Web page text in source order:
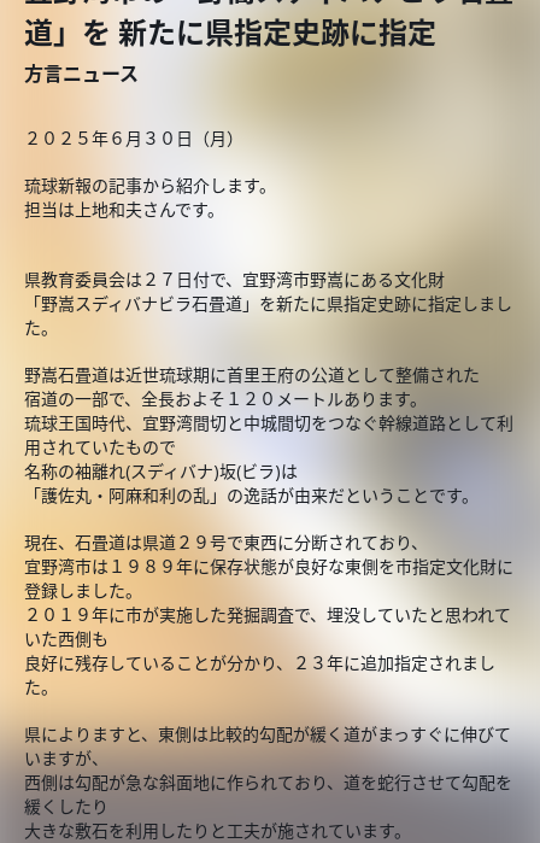
道」を 新たに県指定史跡に指定
方言ニュース
２０２５年６月３０日（月）
琉球新報の記事から紹介します。
担当は上地和夫さんです。
県教育委員会は２７日付で、宜野湾市野嵩にある文化財
「野嵩スディバナビラ石畳道」を新たに県指定史跡に指定しまし
た。
野嵩石畳道は近世琉球期に首里王府の公道として整備された
宿道の一部で、全長およそ１２０メートルあります。
琉球王国時代、宜野湾間切と中城間切をつなぐ幹線道路として利
用されていたもので
名称の袖離れ(スディバナ)坂(ビラ)は
「護佐丸・阿麻和利の乱」の逸話が由来だということです。
現在、石畳道は県道２９号で東西に分断されており、
宜野湾市は１９８９年に保存状態が良好な東側を市指定文化財に
登録しました。
２０１９年に市が実施した発掘調査で、埋没していたと思われて
いた西側も
良好に残存していることが分かり、２３年に追加指定されまし
た。
県によりますと、東側は比較的勾配が緩く道がまっすぐに伸びて
いますが、
西側は勾配が急な斜面地に作られており、道を蛇行させて勾配を
緩くしたり
大きな敷石を利用したりと工夫が施されています。